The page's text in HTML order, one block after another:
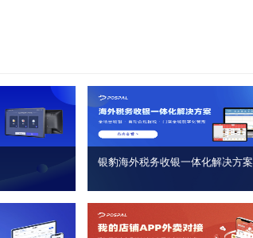
银豹海外税务收银一体化解决方案